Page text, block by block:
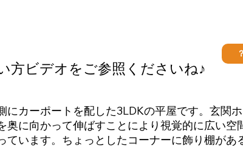
方ビデオをご参照くださいね♪
にカーポートを配した3LDKの平屋です。玄関
奥に向かって伸ばすことにより視覚的に広い空
ています。ちょっとしたコーナーに飾り棚があ